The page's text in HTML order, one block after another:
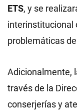
ETS, y se
interinstitucional
problemáticas
Adicionalmente,
través de la
conserjerías y